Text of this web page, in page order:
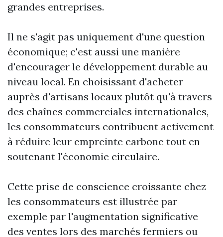
grandes entreprises.
Il ne s'agit pas uniquement d'une question
économique; c'est aussi une manière
d'encourager le développement durable au
niveau local. En choisissant d'acheter
auprès d'artisans locaux plutôt qu'à travers
des chaînes commerciales internationales,
les consommateurs contribuent activement
à réduire leur empreinte carbone tout en
soutenant l'économie circulaire.
Cette prise de conscience croissante chez
les consommateurs est illustrée par
exemple par l'augmentation significative
des ventes lors des marchés fermiers ou